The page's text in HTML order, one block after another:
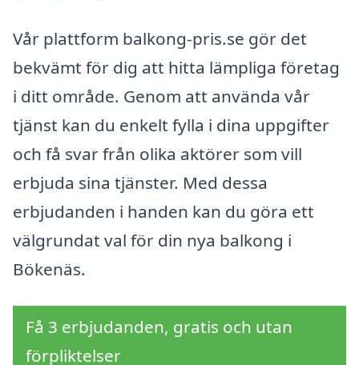
Vår plattform balkong-pris.se gör det
bekvämt för dig att hitta lämpliga företag
i ditt område. Genom att använda vår
tjänst kan du enkelt fylla i dina uppgifter
och få svar från olika aktörer som vill
erbjuda sina tjänster. Med dessa
erbjudanden i handen kan du göra ett
välgrundat val för din nya balkong i
Bökenäs.
Få 3 erbjudanden, gratis och utan
förpliktelser